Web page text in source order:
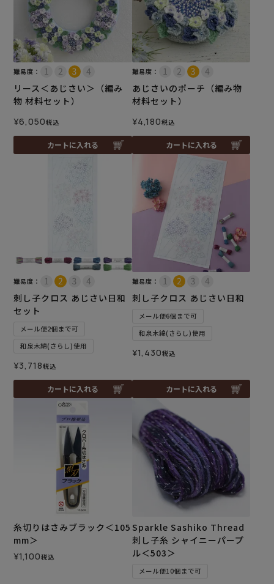
難易度：
リース＜あじさい＞（編み
物 材料セット）
¥6,050税込
カートに入れる
難易度：
あじさいのポーチ（編み物
材料セット）
¥4,180税込
カートに入れる
難易度：
刺し子クロス あじさい日和
セット
メール便2個まで可
和泉木綿(さらし)使用
¥3,718税込
カートに入れる
難易度：
刺し子クロス あじさい日和
メール便6個まで可
和泉木綿(さらし)使用
¥1,430税込
カートに入れる
糸切りはさみブラック＜105
mm＞
¥1,100税込
Sparkle Sashiko Thread
刺し子糸 シャイニーパープ
ル＜503＞
メール便10個まで可